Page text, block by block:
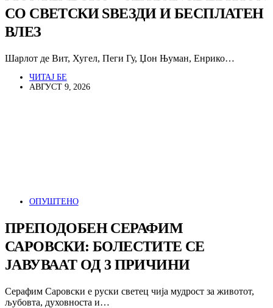
СО СВЕТСКИ ЅВЕЗДИ И БЕСПЛАТЕН
ВЛЕЗ
Шарлот де Вит, Хугел, Пеги Гу, Џон Њуман, Енрико…
ЧИТАЈ БЕ
АВГУСТ 9, 2026
ОПУШТЕНО
ПРЕПОДОБЕН СЕРАФИМ
САРОВСКИ: БОЛЕСТИТЕ СЕ
ЈАВУВААТ ОД 3 ПРИЧИНИ
Серафим Саровски е руски светец чија мудрост за животот,
љубовта, духовноста и…